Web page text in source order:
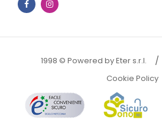
Facebook
1998 © Powered by Eter s.r.l.
Cookie Policy